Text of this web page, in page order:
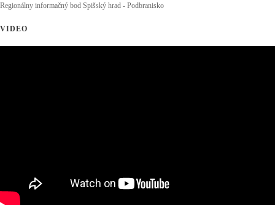
Regionálny informačný bod Spišský hrad - Podbranisko
VIDEO